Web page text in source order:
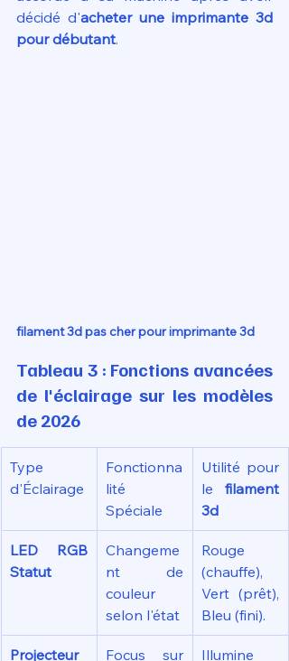
décidé d'acheter une imprimante 3d
pour débutant.
filament 3d pas cher pour imprimante 3d
Tableau 3 : Fonctions avancées
de l'éclairage sur les modèles
de 2026
Type
d'Éclairage
Fonctionna
lité
Spéciale
Utilité pour
le filament
3d
LED RGB
Statut
Changeme
nt de
couleur
selon l'état
Rouge
(chauffe),
Vert (prêt),
Bleu (fini).
Projecteur
Focus sur
Illumine